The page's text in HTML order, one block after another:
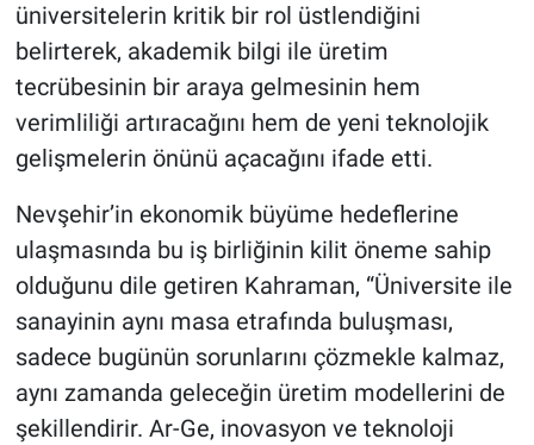
üniversitelerin kritik bir rol üstlendiğini
belirterek, akademik bilgi ile üretim
tecrübesinin bir araya gelmesinin hem
verimliliği artıracağını hem de yeni teknolojik
gelişmelerin önünü açacağını ifade etti.
Nevşehir’in ekonomik büyüme hedeflerine
ulaşmasında bu iş birliğinin kilit öneme sahip
olduğunu dile getiren Kahraman, “Üniversite ile
sanayinin aynı masa etrafında buluşması,
sadece bugünün sorunlarını çözmekle kalmaz,
aynı zamanda geleceğin üretim modellerini de
şekillendirir. Ar-Ge, inovasyon ve teknoloji